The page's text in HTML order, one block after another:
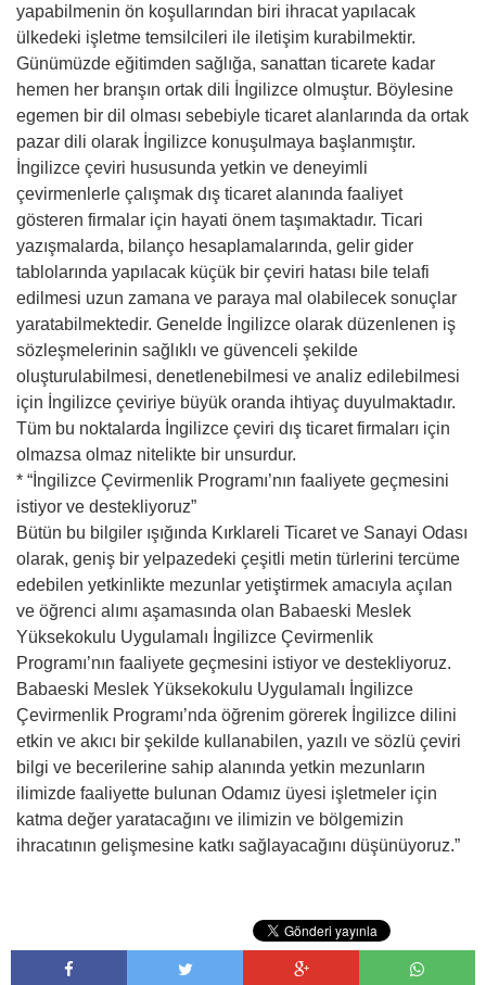
yapabilmenin ön koşullarından biri ihracat yapılacak
ülkedeki işletme temsilcileri ile iletişim kurabilmektir.
Günümüzde eğitimden sağlığa, sanattan ticarete kadar
hemen her branşın ortak dili İngilizce olmuştur. Böylesine
egemen bir dil olması sebebiyle ticaret alanlarında da ortak
pazar dili olarak İngilizce konuşulmaya başlanmıştır.
İngilizce çeviri hususunda yetkin ve deneyimli
çevirmenlerle çalışmak dış ticaret alanında faaliyet
gösteren firmalar için hayati önem taşımaktadır. Ticari
yazışmalarda, bilanço hesaplamalarında, gelir gider
tablolarında yapılacak küçük bir çeviri hatası bile telafi
edilmesi uzun zamana ve paraya mal olabilecek sonuçlar
yaratabilmektedir. Genelde İngilizce olarak düzenlenen iş
sözleşmelerinin sağlıklı ve güvenceli şekilde
oluşturulabilmesi, denetlenebilmesi ve analiz edilebilmesi
için İngilizce çeviriye büyük oranda ihtiyaç duyulmaktadır.
Tüm bu noktalarda İngilizce çeviri dış ticaret firmaları için
olmazsa olmaz nitelikte bir unsurdur.
* “İngilizce Çevirmenlik Programı’nın faaliyete geçmesini
istiyor ve destekliyoruz”
Bütün bu bilgiler ışığında Kırklareli Ticaret ve Sanayi Odası
olarak, geniş bir yelpazedeki çeşitli metin türlerini tercüme
edebilen yetkinlikte mezunlar yetiştirmek amacıyla açılan
ve öğrenci alımı aşamasında olan Babaeski Meslek
Yüksekokulu Uygulamalı İngilizce Çevirmenlik
Programı’nın faaliyete geçmesini istiyor ve destekliyoruz.
Babaeski Meslek Yüksekokulu Uygulamalı İngilizce
Çevirmenlik Programı’nda öğrenim görerek İngilizce dilini
etkin ve akıcı bir şekilde kullanabilen, yazılı ve sözlü çeviri
bilgi ve becerilerine sahip alanında yetkin mezunların
ilimizde faaliyette bulunan Odamız üyesi işletmeler için
katma değer yaratacağını ve ilimizin ve bölgemizin
ihracatının gelişmesine katkı sağlayacağını düşünüyoruz.”